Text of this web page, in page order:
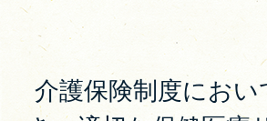
介護保険制度にお